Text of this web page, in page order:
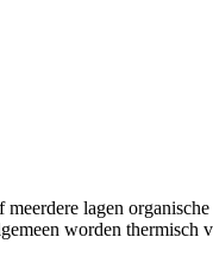
lagen
worden